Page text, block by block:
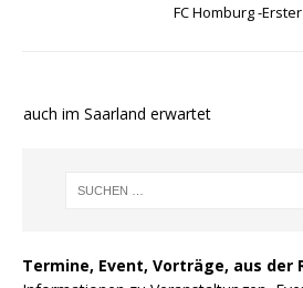
FC Homburg -
auch im Saarland erwartet
Termine, Event, Vorträge, aus der